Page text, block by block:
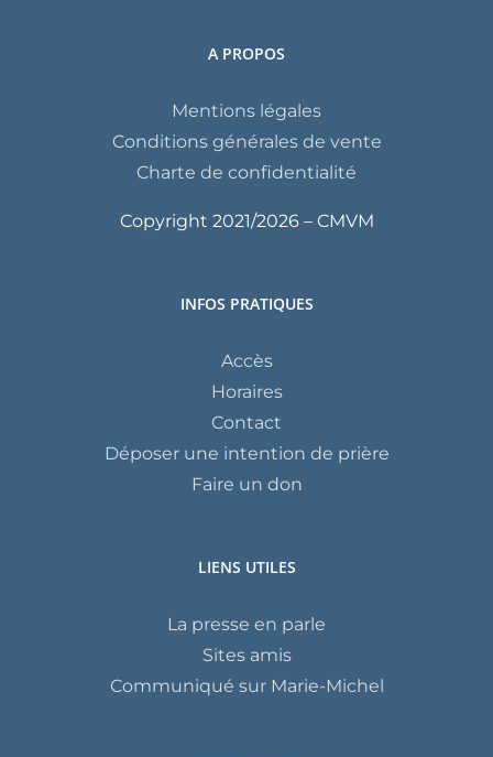
A PROPOS
Mentions légales
Conditions générales de vente
Charte de confidentialité
Copyright 2021/2026 – CMVM
INFOS PRATIQUES
Accès
Horaires
Contact
Déposer une intention de prière
Faire un don
LIENS UTILES
La presse en parle
Sites amis
Communiqué sur Marie-Michel